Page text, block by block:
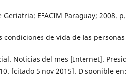
EFACIM Paraguay; 2008.
condiciones de vida de las
Noticias del mes [Internet].
[citado 5 nov 2015]. Disponible en: